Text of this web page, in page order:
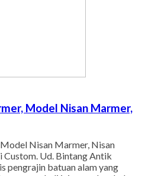
Model Nisan Marmer,
Nisan Marmer, Nisan
Ud. Bintang Antik
pengrajin batuan alam yang